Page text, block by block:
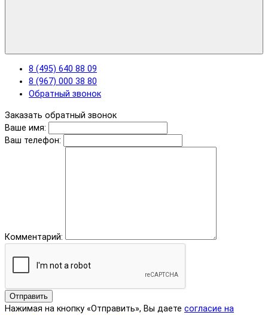
8 (495) 640 88 09
8 (967) 000 38 80
Обратный звонок
Заказать обратный звонок
Ваше имя:
Ваш телефон:
Комментарий:
Отправить
Нажимая на кнопку «Отправить», Вы даете согласие на